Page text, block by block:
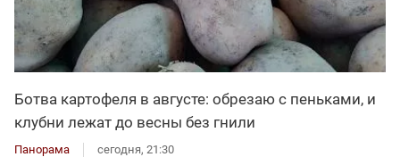
Ботва картофеля в августе: обрезаю с пеньками, и
клубни лежат до весны без гнили
Панорама сегодня, 21:30